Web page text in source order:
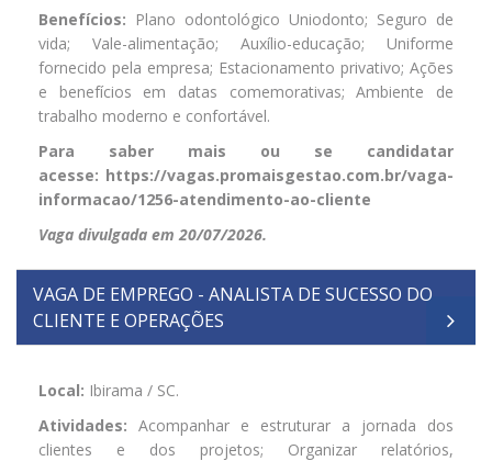
Benefícios: Plano odontológico Uniodonto; Seguro de
vida; Vale-alimentação; Auxílio-educação; Uniforme
fornecido pela empresa; Estacionamento privativo; Ações
e benefícios em datas comemorativas; Ambiente de
trabalho moderno e confortável.
Para saber mais ou se candidatar
acesse: https://vagas.promaisgestao.com.br/vaga-
informacao/1256-atendimento-ao-cliente
Vaga divulgada em 20/07/2026.
VAGA DE EMPREGO - ANALISTA DE SUCESSO DO
CLIENTE E OPERAÇÕES
Local: Ibirama / SC.
Atividades: Acompanhar e estruturar a jornada dos
clientes e dos projetos; Organizar relatórios,